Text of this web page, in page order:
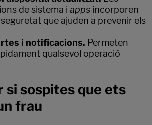
de sistema i apps incorporen
que ajuden a prevenir els
i notificacions. Permeten
qualsevol operació
si sospites que ets
frau